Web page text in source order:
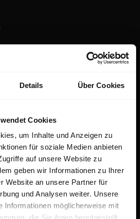
Details Über Cookies
Cookies
um Inhalte und Anzeigen zu
für soziale Medien anbieten
auf unsere Website zu
geben wir Informationen zu Ihrer
Website an unsere Partner für
und Analysen weiter. Unsere
Informationen möglicherweise mit
die Sie ihnen bereitgestellt